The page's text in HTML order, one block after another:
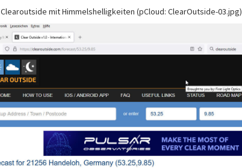
Clearoutside mit Himmelshelligkeiten (pCloud: ClearOutside-03.jpg)